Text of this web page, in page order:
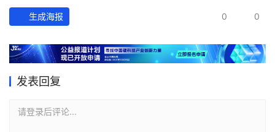
生成海报 0 0
发表回复
请登录后评论...